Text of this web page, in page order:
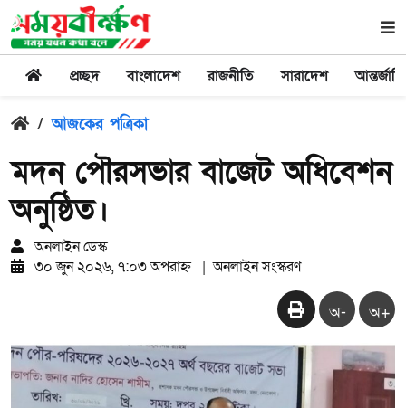
প্রচ্ছদ বাংলাদেশ রাজনীতি সারাদেশ
/ আজকের পত্রিকা
মদন পৌরসভার বাজেট অধিবেশন
অনুষ্ঠিত।
অনলাইন ডেস্ক
৩০ জুন ২০২৬, ৭:০৩ অপরাহ্ন | অনলাইন সংস্করণ
অ- অ+